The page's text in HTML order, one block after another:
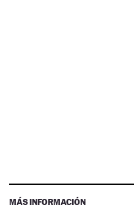
MÁS INFORMACIÓN